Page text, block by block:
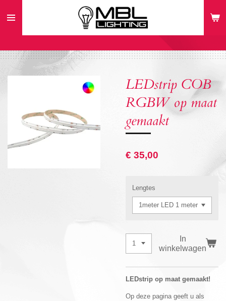
direct
hoofdinhoud
LEDstrip COB
RGBW op maat
gemaakt
€ 35,00
Lengtes
In
winkelwagen
LEDstrip op maat gemaakt!
Op deze pagina geeft u als